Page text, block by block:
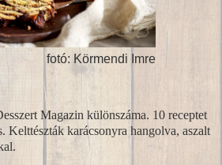
Imre
Magazin különszáma. 10 receptet
Kelttészták karácsonyra hangolva, aszalt